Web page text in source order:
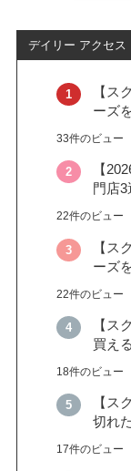
デイリー アクセス
【ス
ーズ
33件のビュー
【
門店3
22件のビュー
【ス
ーズ
22件のビュー
【ス
買え
18件のビュー
【ス
切れ
17件のビュー